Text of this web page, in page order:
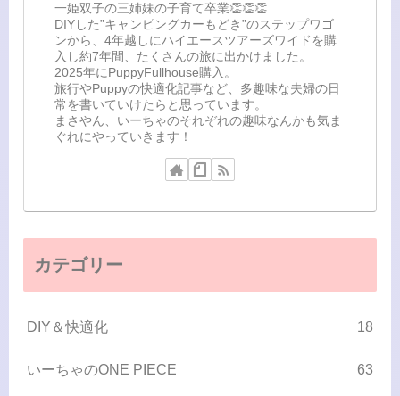
一姫双子の三姉妹の子育て卒業👏👏👏
DIYした”キャンピングカーもどき”のステップワゴ
ンから、4年越しにハイエースツアーズワイドを購
入し約7年間、たくさんの旅に出かけました。
2025年にPuppyFullhouse購入。
旅行やPuppyの快適化記事など、多趣味な夫婦の日
常を書いていけたらと思っています。
まさやん、いーちゃのそれぞれの趣味なんかも気ま
ぐれにやっていきます！
カテゴリー
DIY＆快適化 18
いーちゃのONE PIECE 63